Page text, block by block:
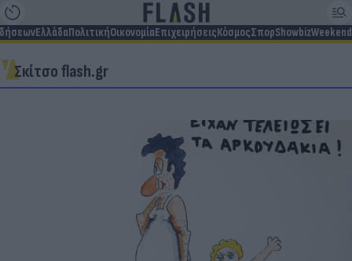
ΕλλάδαΠολιτικήΟικονομίαΕπιχειρήσειςΚόσμοςΣπορShowbizWeekend
Σκίτσο flash.gr